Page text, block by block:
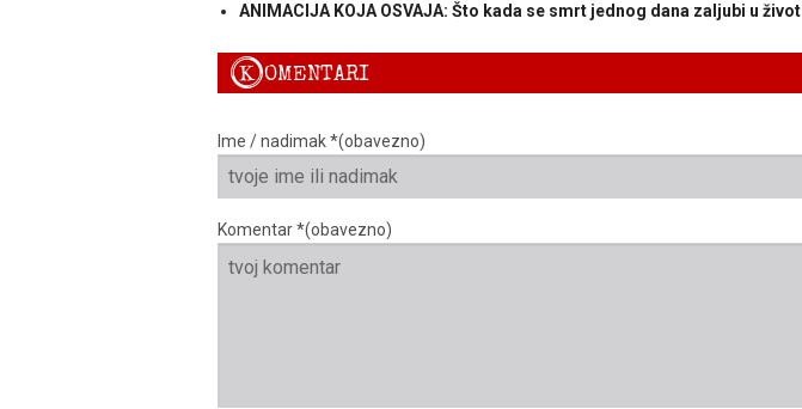
ANIMACIJA KOJA OSVAJA: Što kada se smrt jednog dana zaljubi u život
KOMENTARI
Ime / nadimak *(obavezno)
Komentar *(obavezno)